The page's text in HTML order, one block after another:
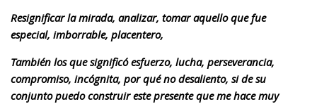
Resignificar la mirada, analizar, tomar aquello que fue
especial, imborrable, placentero,
También los que significó esfuerzo, lucha, perseverancia,
compromiso, incógnita, por qué no desaliento, si de su
conjunto puedo construir este presente que me hace muy